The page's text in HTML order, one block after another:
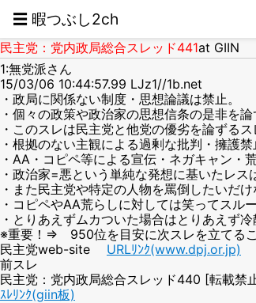
☰ 暇つぶし2ch
民主党：党内政局総合スレッド441at GIIN
1:無党派さん
15/03/06 10:44:57.99 LJz1//1b.net
・政局に関係ない制度・思想論議は禁止。
・個々の政策や政治家の思想信条の是非を
・このスレは民主党と他党の優劣を論ずるス
・根拠のない主観による過剰な批判・擁護禁
・AA・コピペ等による宣伝・ネガキャン・
・政治家=悪という単純な発想に基いたレス
・また民主党や特定の人物を罵倒したいだけ
・コピペやAA荒らしに対しては笑ってスルー
・とりあえずムカついた場合はとりあえず冷
※重要！⇒ 950位を目安に次スレを立てるこ
民主党web-site URLﾘﾝｸ(www.dpj.or.jp)
前スレ
民主党：党内政局総合スレッド440 [転載禁
ｽﾚﾘﾝｸ(giin板)